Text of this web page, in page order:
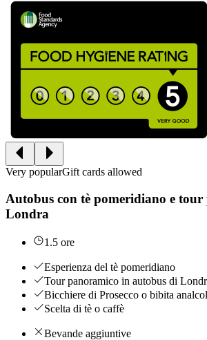
Very popularGift cards allowed
Autobus con tè pomeridiano e
Londra
1.5 ore
Esperienza del tè pomeridiano
Tour panoramico in autobus di
Bicchiere di Prosecco o bibita
Scelta di tè o caffè
Bevande aggiuntive